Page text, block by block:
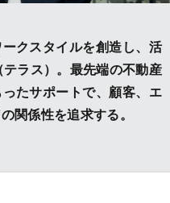
クスタイルを創造し、活
ラス）。最先端の不動産
たサポートで、顧客、エ
関係性を追求する。